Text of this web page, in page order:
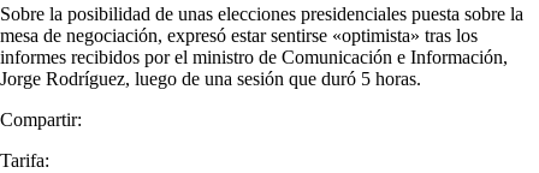
Sobre la posibilidad de unas elecciones presidenciales puesta sobre la
mesa de negociación, expresó estar sentirse «optimista» tras los
informes recibidos por el ministro de Comunicación e Información,
Jorge Rodríguez, luego de una sesión que duró 5 horas.
Compartir:
Tarifa: